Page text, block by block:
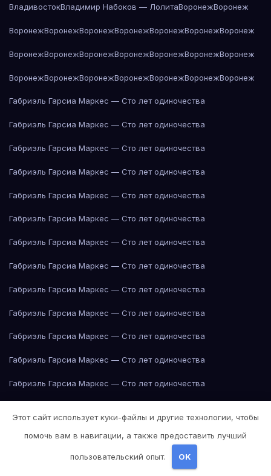
ВладивостокВладимир Набоков — ЛолитаВоронежВоронеж
ВоронежВоронежВоронежВоронежВоронежВоронежВоронеж
ВоронежВоронежВоронежВоронежВоронежВоронежВоронеж
ВоронежВоронежВоронежВоронежВоронежВоронежВоронеж
Габриэль Гарсиа Маркес — Сто лет одиночества
Габриэль Гарсиа Маркес — Сто лет одиночества
Габриэль Гарсиа Маркес — Сто лет одиночества
Габриэль Гарсиа Маркес — Сто лет одиночества
Габриэль Гарсиа Маркес — Сто лет одиночества
Габриэль Гарсиа Маркес — Сто лет одиночества
Габриэль Гарсиа Маркес — Сто лет одиночества
Габриэль Гарсиа Маркес — Сто лет одиночества
Габриэль Гарсиа Маркес — Сто лет одиночества
Габриэль Гарсиа Маркес — Сто лет одиночества
Габриэль Гарсиа Маркес — Сто лет одиночества
Габриэль Гарсиа Маркес — Сто лет одиночества
Габриэль Гарсиа Маркес — Сто лет одиночества
ГовядинаГовядинаГовядинаГовядина
Этот сайт использует куки-файлы и другие технологии, чтобы
помочь вам в навигации, а также предоставить лучший
пользовательский опыт. OK